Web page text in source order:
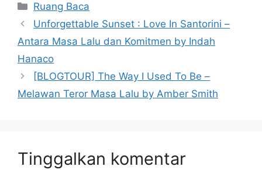
Kategori
Ruang Baca
Unforgettable Sunset : Love In Santorini –
Antara Masa Lalu dan Komitmen by Indah
Hanaco
[BLOGTOUR] The Way I Used To Be –
Melawan Teror Masa Lalu by Amber Smith
Tinggalkan komentar